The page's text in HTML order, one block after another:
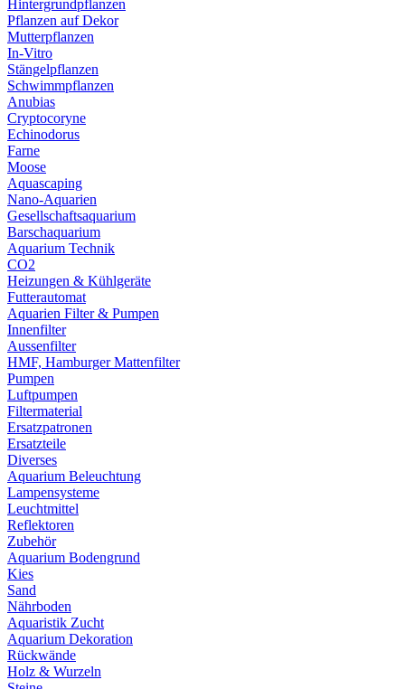
Hintergrundpflanzen
Pflanzen auf Dekor
Mutterpflanzen
In-Vitro
Stängelpflanzen
Schwimmpflanzen
Anubias
Cryptocoryne
Echinodorus
Farne
Moose
Aquascaping
Nano-Aquarien
Gesellschaftsaquarium
Barschaquarium
Aquarium Technik
CO2
Heizungen & Kühlgeräte
Futterautomat
Aquarien Filter & Pumpen
Innenfilter
Aussenfilter
HMF, Hamburger Mattenfilter
Pumpen
Luftpumpen
Filtermaterial
Ersatzpatronen
Ersatzteile
Diverses
Aquarium Beleuchtung
Lampensysteme
Leuchtmittel
Reflektoren
Zubehör
Aquarium Bodengrund
Kies
Sand
Nährboden
Aquaristik Zucht
Aquarium Dekoration
Rückwände
Holz & Wurzeln